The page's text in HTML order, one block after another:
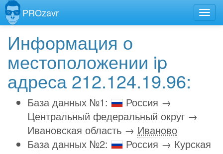
PROzavr
Информация о
местоположении ip
адреса 212.124.19.96:
База данных №1:
Россия →
Центральный федеральный округ →
Ивановская область → Иваново
База данных №2:
Россия → Курская